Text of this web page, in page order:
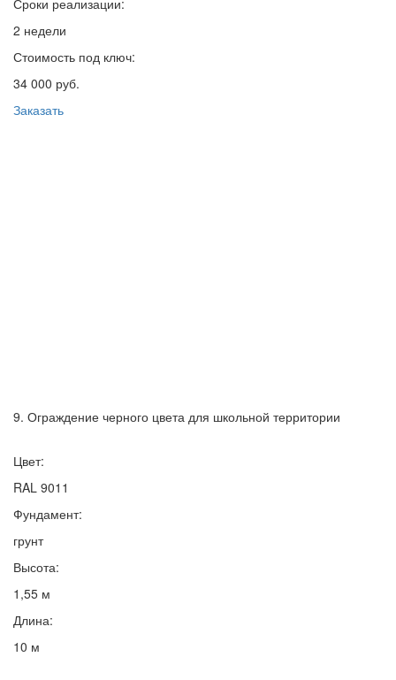
Сроки реализации:
2 недели
Стоимость под ключ:
34 000 руб.
Заказать
9. Ограждение черного цвета для школьной территории
Цвет:
RAL 9011
Фундамент:
грунт
Высота:
1,55 м
Длина:
10 м